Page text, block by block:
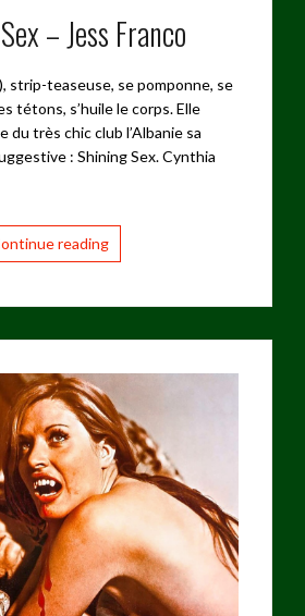
– Jess Franco
strip-teaseuse, se pomponne, se
tétons, s’huile le corps. Elle
du très chic club l’Albanie sa
: Shining Sex. Cynthia
reading